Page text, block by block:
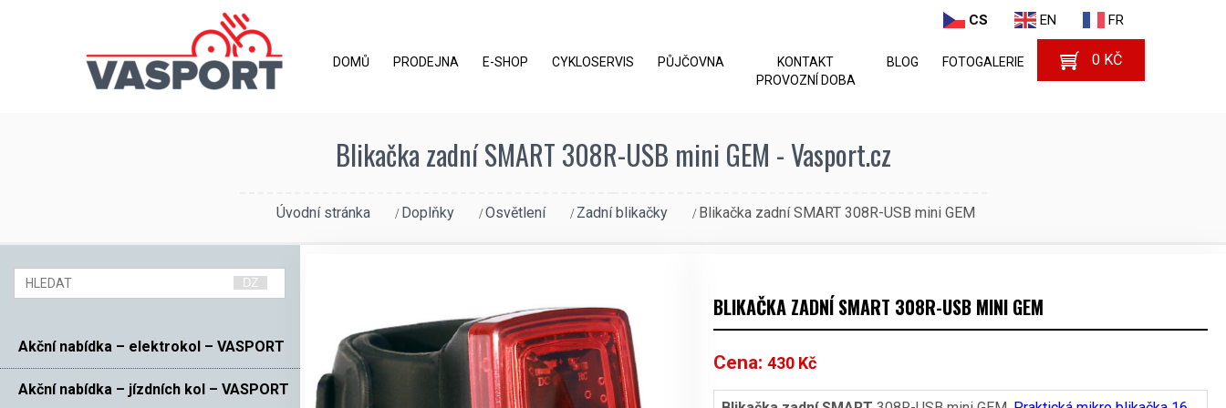
CS EN FR
DOMŮ PRODEJNA E-SHOP CYKLOSERVIS PŮJČOVNA
KONTAKT
PROVOZNÍ DOBA
BLOG FOTOGALERIE 0 KČ
Blikačka zadní SMART 308R-USB mini GEM - Vasport.cz
Úvodní stránka Doplňky Osvětlení Zadní blikačky Blikačka zadní SMART 308R-USB mini GEM
Akční nabídka – elektrokol – VASPORT
Akční nabídka – jízdních kol – VASPORT
BLIKAČKA ZADNÍ SMART 308R-USB MINI GEM
Cena: 430 Kč